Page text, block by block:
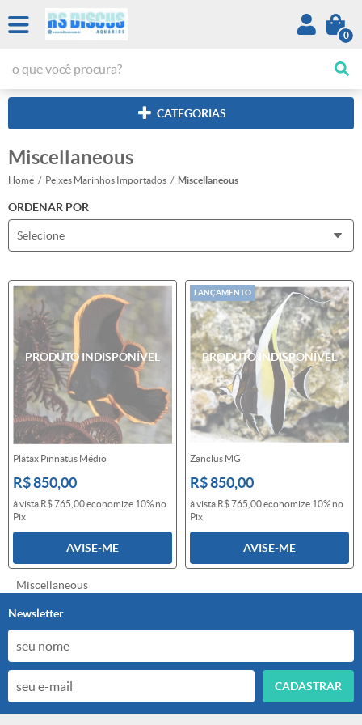
0
CATEGORIAS
Miscellaneous
Home Peixes Marinhos Importados Miscellaneous
ORDENAR POR
Selecione
Platax Pinnatus Médio
R$ 850,00
à vista R$ 765,00economize 10% no
Pix
AVISE-ME
LANÇAMENTO
Zanclus MG
R$ 850,00
à vista R$ 765,00economize 10% no
Pix
AVISE-ME
Miscellaneous
Newsletter
CADASTRAR